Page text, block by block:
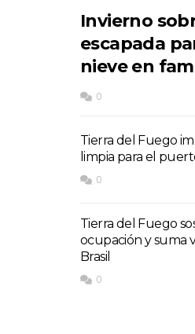
Invierno
escapada
nieve en
0
Tierra del Fuego
limpia para el
0
Tierra del Fuego
ocupación y suma
Brasil
0